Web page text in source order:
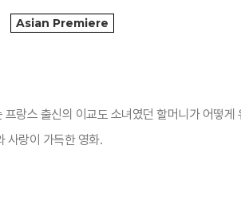
Asian Premiere
랑스 출신의 이교도 소녀였던 할머니가 어떻
사랑이 가득한 영화.